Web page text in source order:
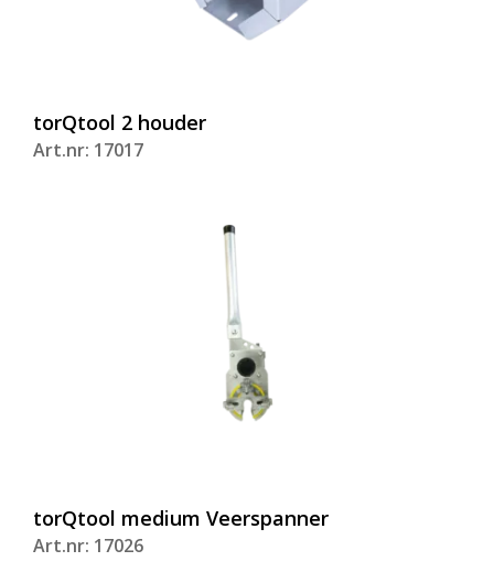
torQtool 2 houder
Art.nr: 17017
torQtool medium Veerspanner
Art.nr: 17026